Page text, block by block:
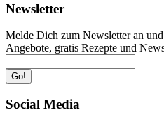
Newsletter
Melde Dich zum Newsletter an
Angebote, gratis Rezepte und
Go!
Social Media